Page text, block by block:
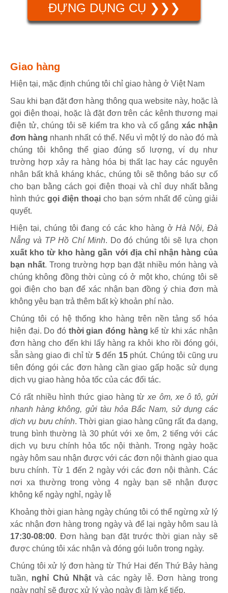
ĐỰNG DỤNG CỤ ❯❯❯
Giao hàng
Hiện tại, mặc định chúng tôi chỉ giao hàng ở Việt Nam
Sau khi bạn đặt đơn hàng thông qua website này, hoặc là
gọi điện thoại, hoặc là đặt đơn trên các kênh thương mại
điện tử, chúng tôi sẽ kiểm tra kho và cố gắng xác nhận
đơn hàng nhanh nhất có thể. Nếu vì một lý do nào đó mà
chúng tôi không thể giao đúng số lượng, ví dụ như
trường hợp xảy ra hàng hóa bị thất lạc hay các nguyên
nhân bất khả kháng khác, chúng tôi sẽ thông báo sự cố
cho bạn bằng cách gọi điện thoại và chỉ duy nhất bằng
hình thức gọi điện thoại cho bạn sớm nhất để cùng giải
quyết.
Hiện tại, chúng tôi đang có các kho hàng ởHà Nội, Đà
Nẵng và TP Hồ Chí Minh. Do đó chúng tôi sẽ lựa chọn
xuất kho từ kho hàng gần với địa chỉ nhận hàng của
bạn nhất. Trong trường hợp bạn đặt nhiều món hàng và
chúng không đồng thời cùng có ở một kho, chúng tôi sẽ
gọi điện cho bạn để xác nhận bạn đồng ý chia đơn mà
không yêu bạn trả thêm bất kỳ khoản phí nào.
Chúng tôi có hệ thống kho hàng trên nền tảng số hóa
hiện đại. Do đó thời gian đóng hàng kể từ khi xác nhận
đơn hàng cho đến khi lấy hàng ra khỏi kho rồi đóng gói,
sẵn sàng giao đi chỉ từ 5đến 15 phút. Chúng tôi cũng ưu
tiên đóng gói các đơn hàng cần giao gấp hoặc sử dụng
dịch vụ giao hàng hỏa tốc của các đối tác.
Có rất nhiều hình thức giao hàng từxe ôm, xe ô tô, gửi
nhanh hàng không, gửi tàu hỏa Bắc Nam, sử dụng các
dịch vụ bưu chính. Thời gian giao hàng cũng rất đa dạng,
trung bình thường là 30 phút với xe ôm, 2 tiếng với các
dịch vụ bưu chính hỏa tốc nội thành. Trong ngày hoặc
ngày hôm sau nhận được với các đơn nội thành giao qua
bưu chính. Từ 1 đến 2 ngày với các đơn nội thành. Các
nơi xa thường trong vòng 4 ngày bạn sẽ nhận được
không kể ngày nghỉ, ngày lễ
Khoảng thời gian hàng ngày chúng tôi có thể ngừng xử lý
xác nhận đơn hàng trong ngày và để lại ngày hôm sau là
17:30-08:00. Đơn hàng bạn đặt trước thời gian này sẽ
được chúng tôi xác nhận và đóng gói luôn trong ngày.
Chúng tôi xử lý đơn hàng từ Thứ Hai đến Thứ Bảy hàng
tuần, nghỉ Chủ Nhậtvà các ngày lễ. Đơn hàng trong
ngày nghỉ sẽ được xử lý vào ngày đi làm kế tiếp.